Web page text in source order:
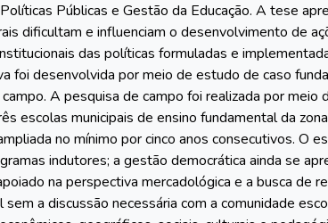
Públicas e Gestão da Educação. A tese
dificultam e influenciam o desenvolvimento de
das políticas formuladas e
foi desenvolvida por meio de estudo de caso
A pesquisa de campo foi realizada por meio
escolas municipais de ensino fundamental da
no mínimo por cinco anos consecutivos. O
indutores; a gestão democrática ainda se
na perspectiva mercadológica e a busca de
a discussão necessária com a comunidade